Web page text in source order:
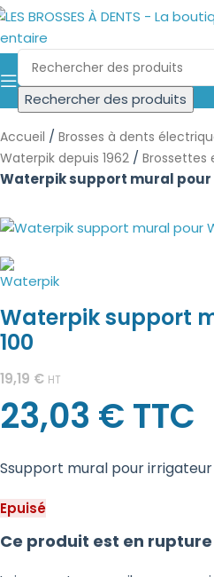
Rechercher des produits
Accueil / Brosses à dents
Waterpik depuis 1962 / Brossettes
Waterpik support mural pour
Waterpik support
100
19,19 € HT
23,03 € TTC
Ssupport mural pour
Epuisé
Ce produit est en